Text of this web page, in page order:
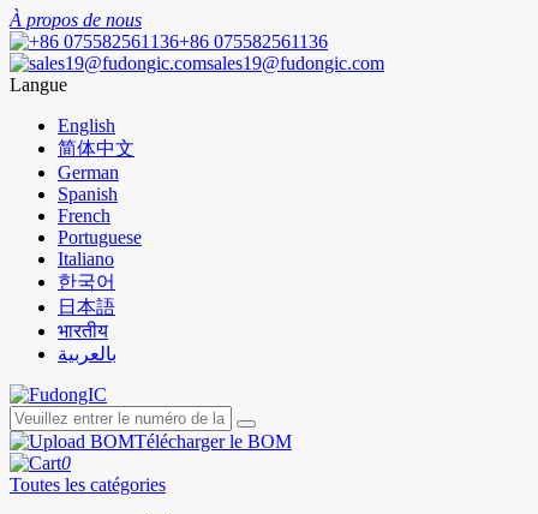
À propos de nous
+86 075582561136
sales19@fudongic.com
Langue
English
简体中文
German
Spanish
French
Portuguese
Italiano
한국어
日本語
भारतीय
بالعربية
Télécharger le BOM
0
Toutes les catégories